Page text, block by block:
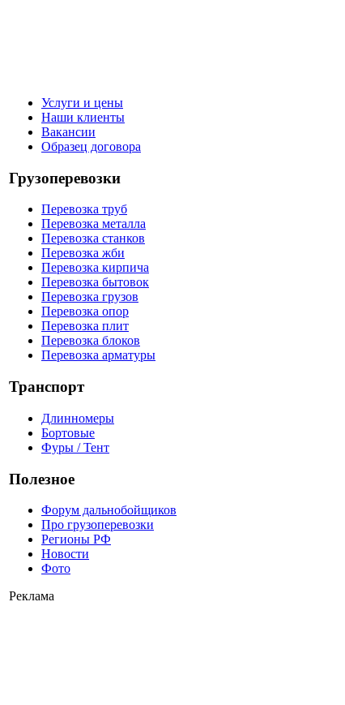
Услуги и цены
Наши клиенты
Вакансии
Образец договора
Грузоперевозки
Перевозка труб
Перевозка металла
Перевозка станков
Перевозка жби
Перевозка кирпича
Перевозка бытовок
Перевозка грузов
Перевозка опор
Перевозка плит
Перевозка блоков
Перевозка арматуры
Транспорт
Длинномеры
Бортовые
Фуры / Тент
Полезное
Форум дальнобойщиков
Про грузоперевозки
Регионы РФ
Новости
Фото
Реклама